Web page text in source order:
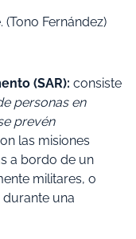
Fernández)
(SAR): consiste
personas en
prevén
las misiones
a bordo de un
militares, o
una